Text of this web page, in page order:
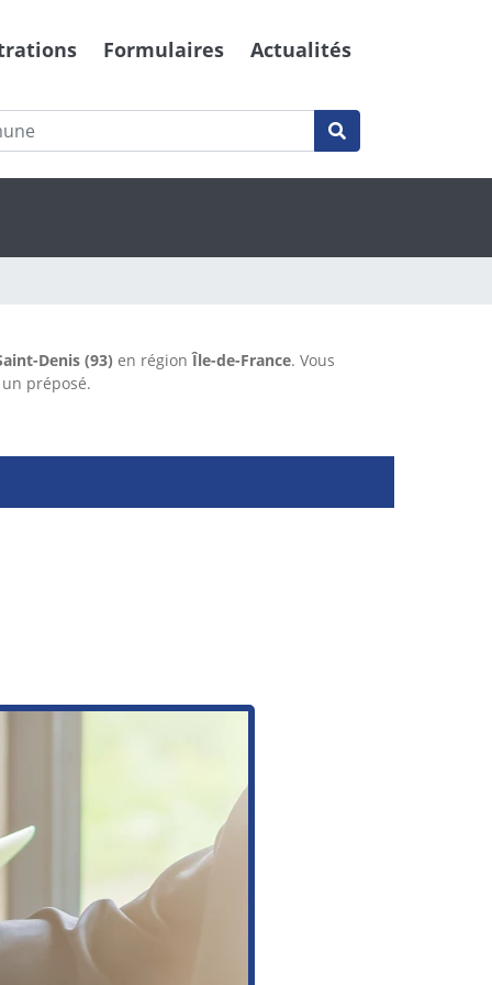
Formulaires Actualités
Denis (93) en régionÎle-de-France. Vous
préposé.